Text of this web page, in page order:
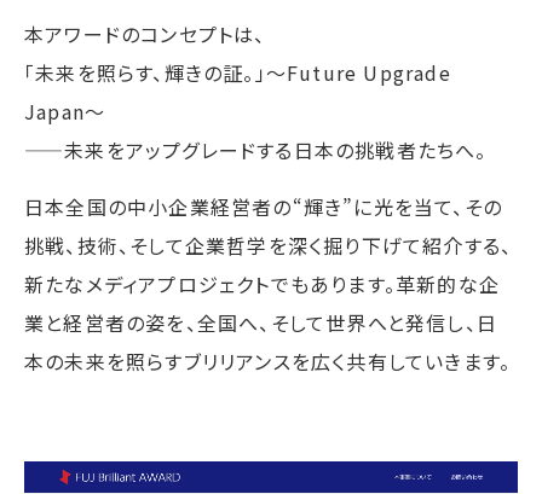
本アワードのコンセプトは、
「未来を照らす、輝きの証。」〜Future Upgrade
Japan〜
——未来をアップグレードする日本の挑戦者たちへ。
日本全国の中小企業経営者の“輝き”に光を当て、その
挑戦、技術、そして企業哲学を深く掘り下げて紹介する、
新たなメディアプロジェクトでもあります。革新的な企
業と経営者の姿を、全国へ、そして世界へと発信し、日
本の未来を照らすブリリアンスを広く共有していきます。